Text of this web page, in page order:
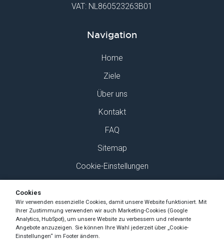
VAT: NL860523263B01
Navigation
Home
Ziele
Über uns
Kontakt
FAQ
Sitemap
Cookie-Einstellungen
Finden Sie uns auf Social Media
Cookies
Wir verwenden essenzielle Cookies, damit unsere Website funktioniert. Mit
Ihrer Zustimmung verwenden wir auch Marketing-Cookies (Google
Analytics, HubSpot), um unsere Website zu verbessern und relevante
Angebote anzuzeigen. Sie können Ihre Wahl jederzeit über „Cookie-
Einstellungen“ im Footer ändern.